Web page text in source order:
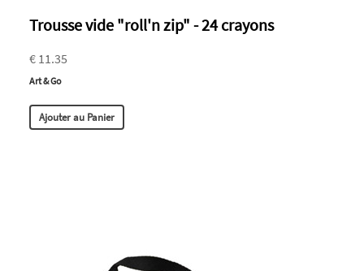
Trousse vide "roll'n zip" - 24 crayons
€ 11.35
Art & Go
Ajouter au Panier